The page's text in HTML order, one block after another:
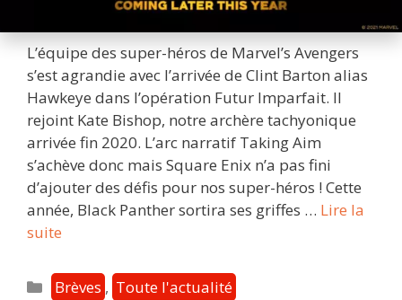
L’équipe des super-héros de Marvel’s Avengers
s’est agrandie avec l’arrivée de Clint Barton alias
Hawkeye dans l’opération Futur Imparfait. Il
rejoint Kate Bishop, notre archère tachyonique
arrivée fin 2020. L’arc narratif Taking Aim
s’achève donc mais Square Enix n’a pas fini
d’ajouter des défis pour nos super-héros ! Cette
année, Black Panther sortira ses griffes … Lire la
suite
:
Catégories
Brèves , Toute l'actualité